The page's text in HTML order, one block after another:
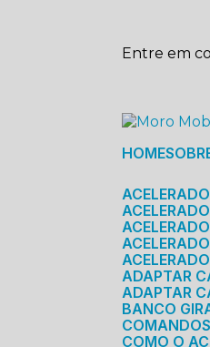
Entre em
HOME
ADAPTAR
ADAPTAR
BANCO
COMO O